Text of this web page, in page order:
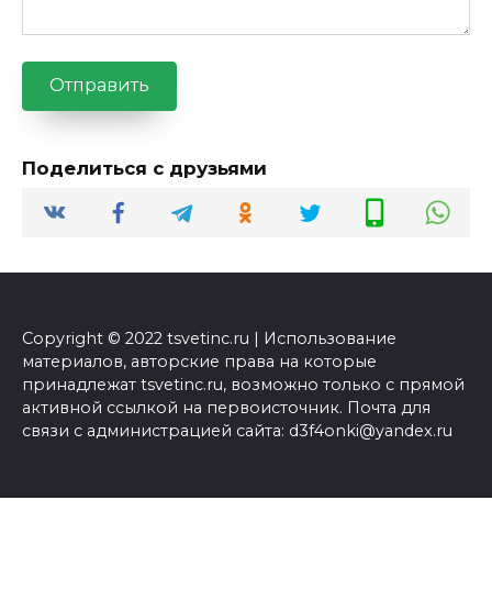
Отправить
Поделиться с друзьями
Copyright © 2022 tsvetinc.ru | Использование
материалов, авторские права на которые
принадлежат tsvetinc.ru, возможно только с прямой
активной ссылкой на первоисточник. Почта для
связи с администрацией сайта: d3f4onki@yandex.ru